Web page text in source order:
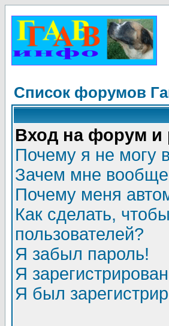
Список форумов
Вход на форум и
Почему я не могу
Зачем мне вообще
Почему меня
Как сделать,
пользователей?
Я забыл пароль!
Я
Я был